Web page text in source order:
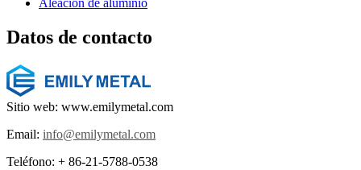
Aleación de aluminio
Datos de contacto
Sitio web: www.emilymetal.com
Email: info@emilymetal.com
Teléfono: + 86-21-5788-0538